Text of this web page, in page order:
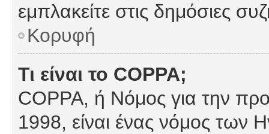
εμπλακείτε στις δημόσιες
Κορυφή
Τι είναι το COPPA;
COPPA, ή Νόμος για την
1998, είναι ένας νόμος των